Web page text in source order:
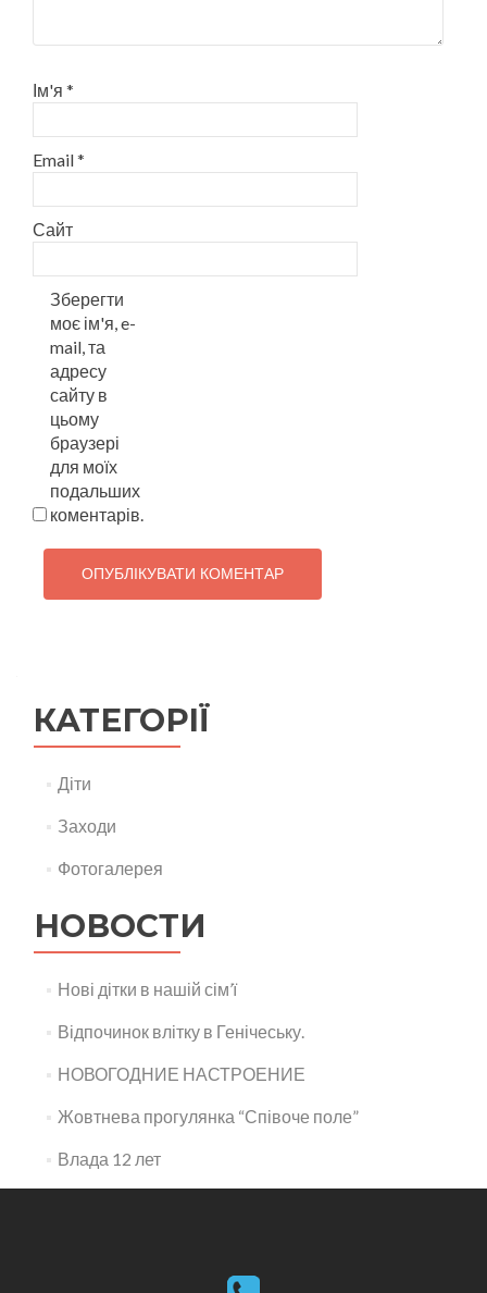
Ім'я *
Email*
Сайт
Зберегти
моє ім'я, e-
mail, та
адресу
сайту в
цьому
браузері
для моїх
подальших
коментарів.
КАТЕГОРІЇ
Діти
Заходи
Фотогалерея
НОВОСТИ
Нові дітки в нашій сім’ї
Відпочинок влітку в Генічеську.
НОВОГОДНИЕ НАСТРОЕНИЕ
Жовтнева прогулянка “Співоче поле”
Влада 12 лет